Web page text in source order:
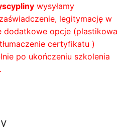
wysyłamy
legitymację w
dodatkowe opcje (plastikowa
certyfikatu )
po ukończeniu szkolenia